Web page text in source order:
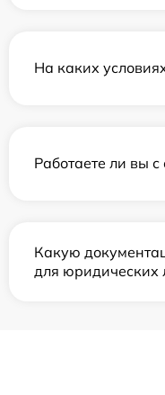
На каких
Работаете ли вы
Какую
для юридических